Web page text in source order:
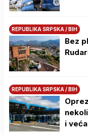
REPUBLIKA SRPSKA / BIH
Bez
REPUBLIKA SRPSKA / BIH
i